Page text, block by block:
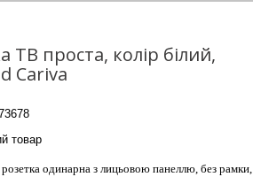
Deriy
ТВ проста, колір білий,
Cariva
товар
розетка одинарна з лицьовою панеллю, без рамки,